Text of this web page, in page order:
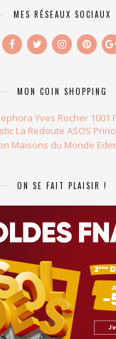
MES RÉSEAUX SOCIAUX
MON COIN SHOPPING
Yves Rocher 1001
La Redoute ASOS
Maisons du Monde
ON SE FAIT PLAISIR !